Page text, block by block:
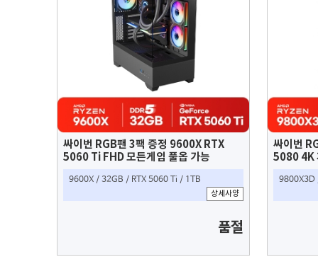
싸이번 RGB팬 3팩 증정 9600X RTX
5060 Ti FHD 모든게임 풀옵 가능
9600X / 32GB / RTX 5060 Ti / 1TB
상세사양
품절
싸이번
5080 4K
9800X3D